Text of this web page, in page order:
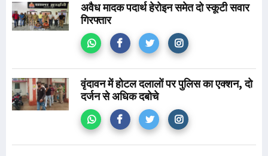
अवैध मादक पदार्थ हेरोइन समेत दो स्कूटी सवार
गिरफ्तार
वृंदावन में होटल दलालों पर पुलिस का एक्शन, दो
दर्जन से अधिक दबोचे